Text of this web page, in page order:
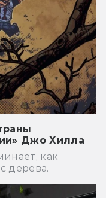
Джо Хилла
как
дерева.